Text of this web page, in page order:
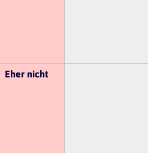
Eher nicht